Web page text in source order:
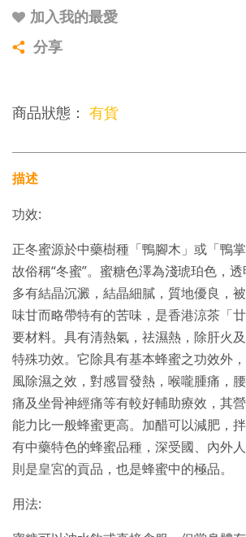
加入我的最愛
分享
商品狀態： 有貨
描述
功效:
正冬蜜源於中藥樹種「鴨腳木」或「鴨
故俗稱“冬蜜”。蜜糖色澤為淺琥珀色，
多有結晶沉澱，結晶細膩，質地優良，被
味甘而略帶特有的苦味，是香港涼茶「
要材料。具有清熱氣，祛濕熱，除肝火
特殊功效。它除具有基本蜂蜜之功效外
風除濕之效，對感冒發熱，喉嚨腫痛，
痛及坐骨神經痛等有較好輔助療效，其
能力比一般蜂蜜更高。加醋可以減肥，
有中藥特色的蜂蜜品種，深受國、內外
則是皇宮的貢品，也是蜂蜜中的極品。
用法: